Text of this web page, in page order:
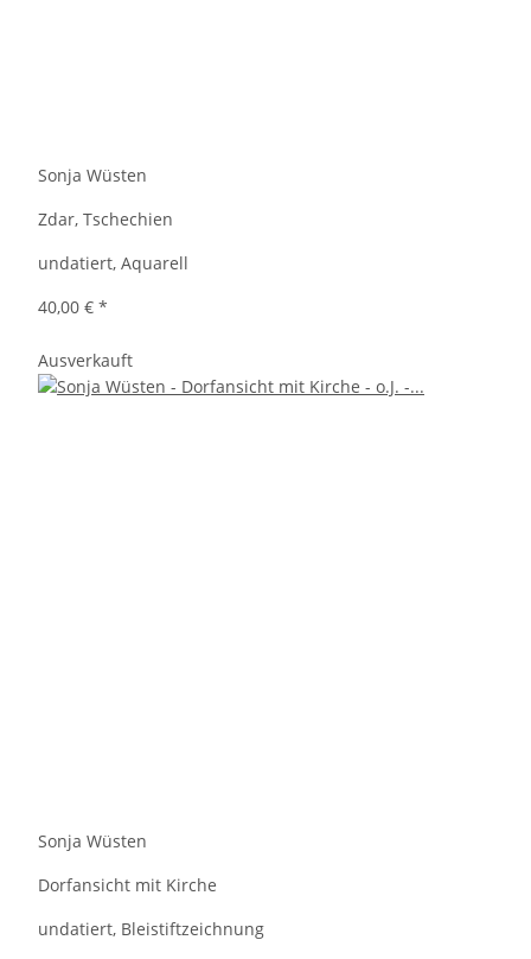
Sonja Wüsten
Zdar, Tschechien
undatiert, Aquarell
40,00 € *
Ausverkauft
Sonja Wüsten
Dorfansicht mit Kirche
undatiert, Bleistiftzeichnung